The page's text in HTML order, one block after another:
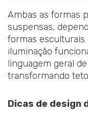
Ambas as formas
suspensas,
formas esculturais
iluminação
linguagem geral
transformando
Dicas de design